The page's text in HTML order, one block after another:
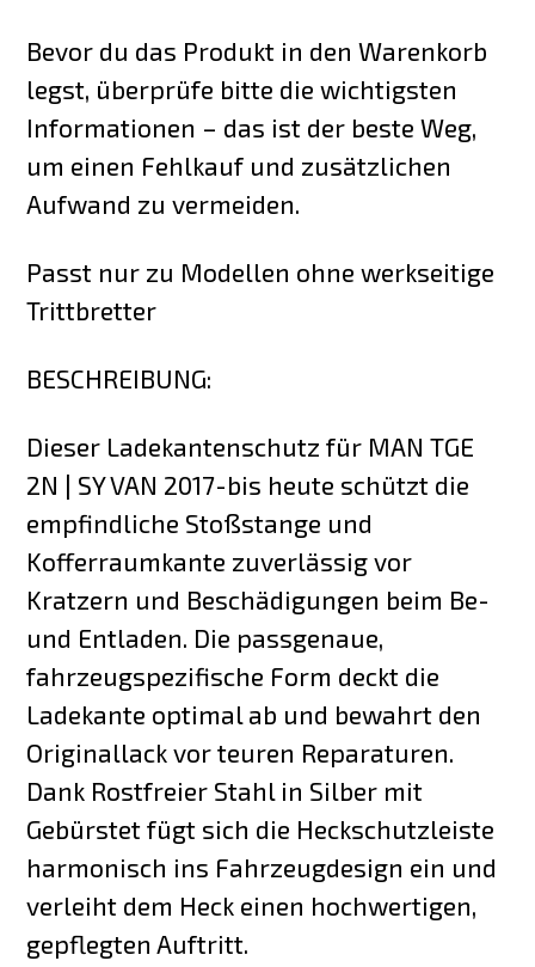
Bevor du das Produkt in den Warenkorb
legst, überprüfe bitte die wichtigsten
Informationen – das ist der beste Weg,
um einen Fehlkauf und zusätzlichen
Aufwand zu vermeiden.
Passt nur zu Modellen ohne werkseitige
Trittbretter
BESCHREIBUNG:
Dieser Ladekantenschutz für MAN TGE
2N | SY VAN 2017-bis heute schützt die
empfindliche Stoßstange und
Kofferraumkante zuverlässig vor
Kratzern und Beschädigungen beim Be-
und Entladen. Die passgenaue,
fahrzeugspezifische Form deckt die
Ladekante optimal ab und bewahrt den
Originallack vor teuren Reparaturen.
Dank Rostfreier Stahl in Silber mit
Gebürstet fügt sich die Heckschutzleiste
harmonisch ins Fahrzeugdesign ein und
verleiht dem Heck einen hochwertigen,
gepflegten Auftritt.